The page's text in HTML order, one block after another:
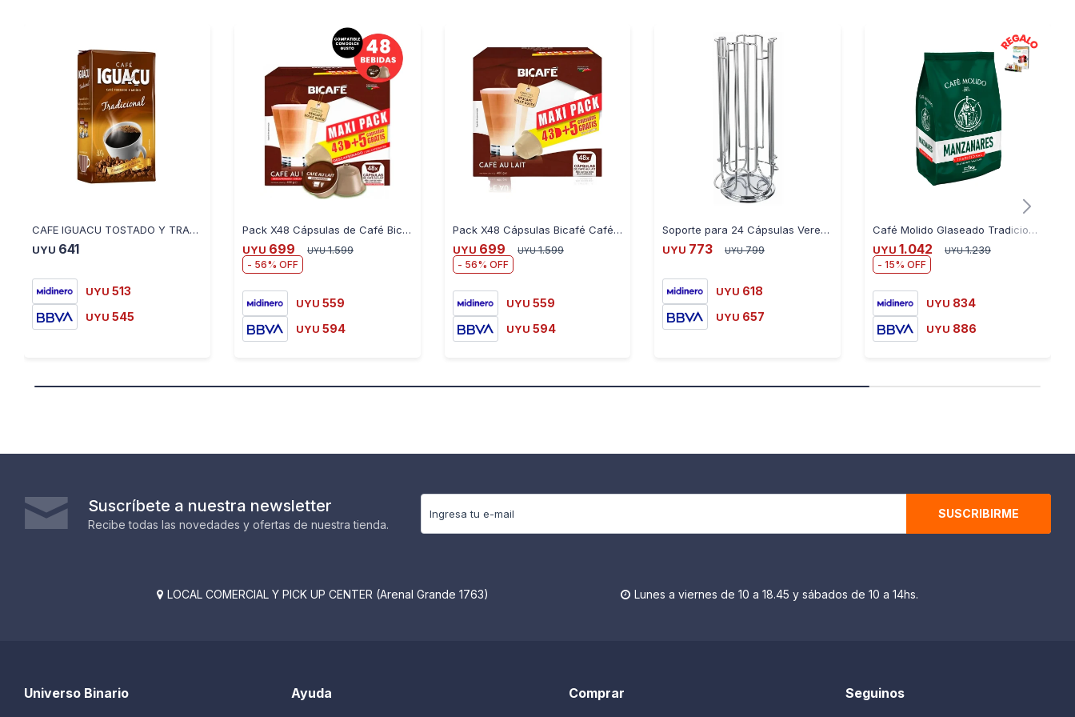
Momento Para Conservar El Aroma Del Café.
CAFE IGUACU TOSTADO Y TRADICIONAL 500G
UYU 641
UYU 513
UYU 545
Pack X48 Cápsulas de Café Bicafé Au Lait Descafeinado
UYU 699 UYU 1.599
56
UYU 559
UYU 594
Pack X48 Cápsulas Bicafé Café Au Lait
UYU 699 UYU 1.599
56
UYU 559
UYU 594
Soporte para 24 Cápsulas Verenna Dolce Gusto 33CM
UYU 773 UYU 799
UYU 618
UYU 657
Café Molido Glaseado Tradicional Manzanares 1KG
UYU 1.042 UYU 1.239
15
UYU 834
UYU 886
Suscríbete a nuestra newsletter
Recibe todas las novedades y ofertas de nuestra tienda.
SUSCRIBIRME
 LOCAL COMERCIAL Y PICK UP CENTER (Arenal Grande 1763)  Lunes a viernes de 10 a 18.45 y sábados de 10 a 14hs.
Ayuda
Universo Binario Comprar Seguinos